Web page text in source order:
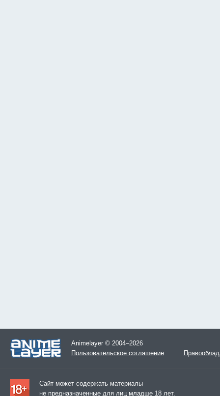
Animelayer © 2004–2026
Пользовательское соглашение
Сайт может содержать материалы
не предназначенные для лиц младше 18 лет.